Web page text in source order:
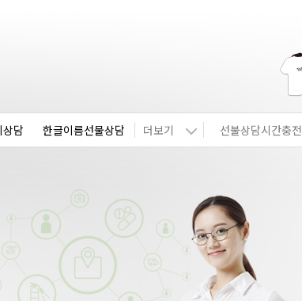
담 한글이름선물상담 더보기 선불상담시간충전